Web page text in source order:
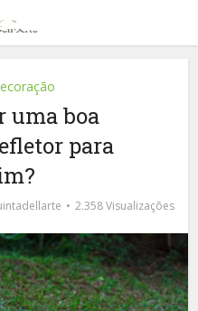
uma boa
para
2.358 Visualizações